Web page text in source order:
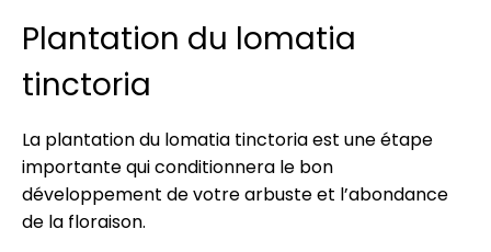
Plantation du lomatia
tinctoria
La plantation du lomatia tinctoria est une étape
importante qui conditionnera le bon
développement de votre arbuste et l’abondance
de la floraison.